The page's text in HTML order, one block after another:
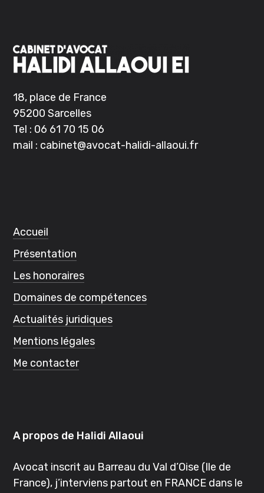
18, place de France
95200 Sarcelles
Tel : 06 61 70 15 06
mail : cabinet@avocat-halidi-allaoui.fr
Accueil
Présentation
Les honoraires
Domaines de compétences
Actualités juridiques
Mentions légales
Me contacter
A propos de Halidi Allaoui
Avocat inscrit au Barreau du Val d’Oise (Ile de
France), j’interviens partout en FRANCE dans le